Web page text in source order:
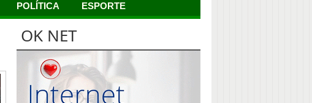
POLÍTICA ESPORTE
OK NET